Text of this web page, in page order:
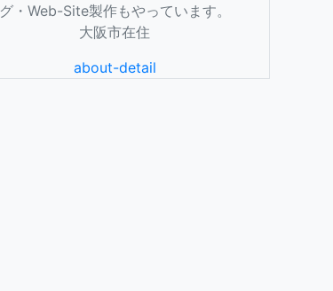
グ・Web-Site製作もやっています。
大阪市在住
about-detail